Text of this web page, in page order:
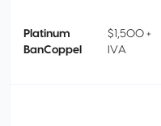
Platinum
BanCoppel
$1,500 +
IVA